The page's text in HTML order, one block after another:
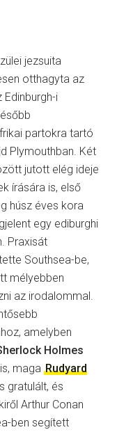
jezsuita
otthagyta az
i
partokra tartó
Plymouthban. Két
jutott elég ideje
írására is, első
húsz éves kora
egy ediburghi
Praxisát
Southsea-be,
mélyebben
az irodalommal.
amelyben
Holmes
is, maga Rudyard
gratulált, és
Arthur Conan
ben segített